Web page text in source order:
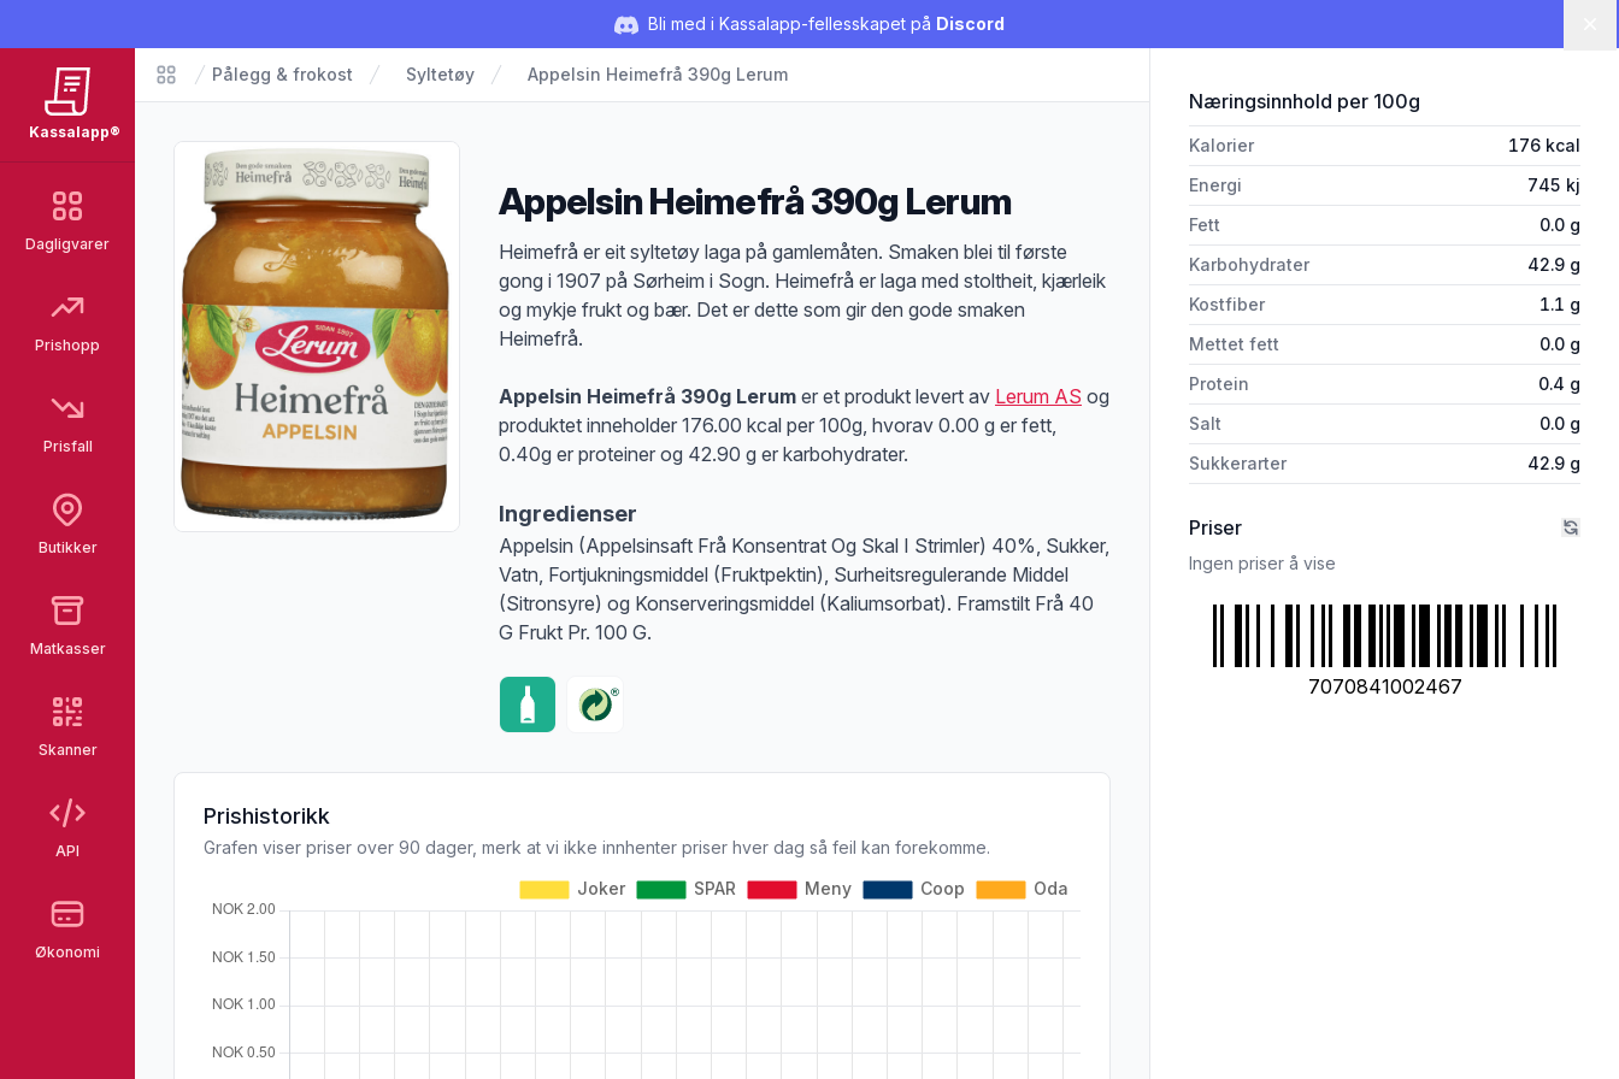
Bli med i Kassalapp-fellesskapet på Discord
Kassalapp®
Dagligvarer
Prishopp
Prisfall
Butikker
Matkasser
Skanner
API
Økonomi
Matvarer
Pålegg & frokost Syltetøy Appelsin Heimefrå 390g Lerum
Appelsin Heimefrå 390g Lerum
Produktbeskrivelse
Heimefrå er eit syltetøy laga på gamlemåten. Smaken blei til første
gong i 1907 på Sørheim i Sogn. Heimefrå er laga med stoltheit, kjærleik
og mykje frukt og bær. Det er dette som gir den gode smaken
Heimefrå.
Appelsin Heimefrå 390g Lerum er et produkt levert av Lerum AS og
produktet inneholder 176.00 kcal per 100g, hvorav 0.00 g er fett,
0.40g er proteiner og 42.90 g er karbohydrater.
Ingredienser
Appelsin (Appelsinsaft Frå Konsentrat Og Skal I Strimler) 40%, Sukker,
Vatn, Fortjukningsmiddel (Fruktpektin), Surheitsregulerande Middel
(Sitronsyre) og Konserveringsmiddel (Kaliumsorbat). Framstilt Frå 40
G Frukt Pr. 100 G.
Prishistorikk
Grafen viser priser over 90 dager, merk at vi ikke innhenter priser hver dag så feil kan forekomme.
Næringsinnhold for 'Appelsin Heimefrå 390g
per 100g
Kalorier 176 kcal
Energi
745 kj
Fett
0.0 g
Karbohydrater
42.9 g
Kostfiber
1.1 g
Mettet fett
0.0 g
Protein
0.4 g
Salt
0.0 g
Sukkerarter
42.9 g
Priser
Ingen priser å vise
7070841002467